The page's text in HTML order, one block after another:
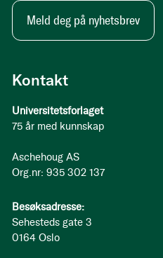
Kontakt
Universitetsforlaget
75 år med kunnskap
Aschehoug AS
Org.nr: 935 302 137
Besøksadresse:
Sehesteds gate 3
0164 Oslo
Meld deg på nyhetsbrev